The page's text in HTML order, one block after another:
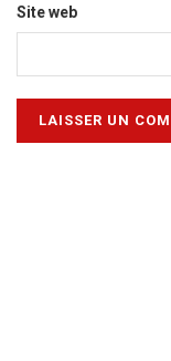
Site web